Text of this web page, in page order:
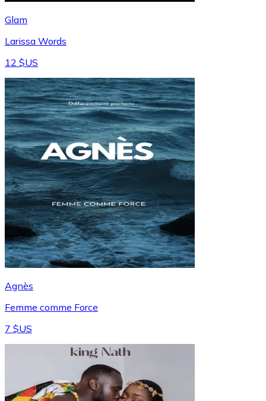
Glam
Larissa Words
12 $US
Agnès
Femme comme Force
7 $US